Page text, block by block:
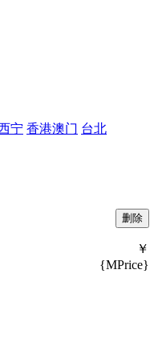
宁 香港澳门 台北
￥
{MPrice}